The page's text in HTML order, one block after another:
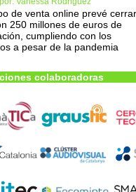
de venta online prevé
250 millones de euros de
cumpliendo con los
a pesar de la pandemia
colaboradoras